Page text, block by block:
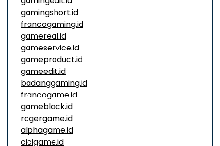
gamingshort.id
francogaming.id
gamereal.id
gameservice.id
gameproduct.id
gameedit.id
badanggaming.id
francogame.id
gameblack.id
rogergame.id
alphagame.id
cicigame.id